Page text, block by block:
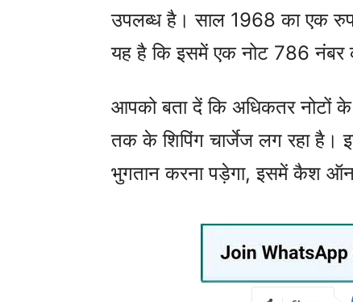
उपलब्ध है। साल 1968 का एक
यह है कि इसमें एक नोट 786 नंबर
आपको बता दें कि अधिकतर नोटों
तक के शिपिंग चार्जेज लग रहा है।
भुगतान करना पड़ेगा, इसमें कैश ऑन